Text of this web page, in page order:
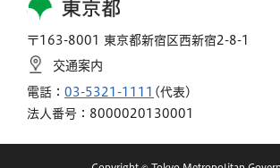
東京都
〒163-8001 東京都新宿区西新宿2-8-1
交通案内
電話： 03-5321-1111 (代表)
法人番号：8000020130001